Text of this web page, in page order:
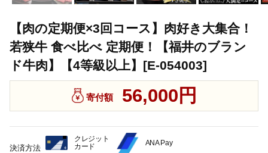
【肉の定期便×3回コース】肉好き大集合！
若狭牛 食べ比べ 定期便！【福井のブラン
ド牛肉】【4等級以上】[E-054003]
寄付額 56,000円
決済方法
クレジット
カード
ANA Pay